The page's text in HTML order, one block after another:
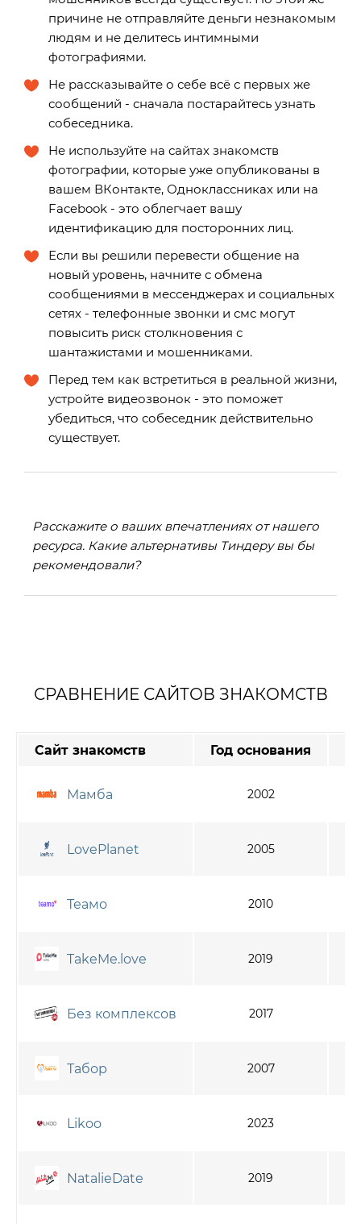
причине не отправляйте деньги незнакомым
людям и не делитесь интимными
фотографиями.
Не рассказывайте о себе всё с первых же
сообщений - сначала постарайтесь узнать
собеседника.
Не используйте на сайтах знакомств
фотографии, которые уже опубликованы в
вашем ВКонтакте, Одноклассниках или на
Facebook - это облегчает вашу
идентификацию для посторонних лиц.
Если вы решили перевести общение на
новый уровень, начните с обмена
сообщениями в мессенджерах и социальных
сетях - телефонные звонки и смс могут
повысить риск столкновения с
шантажистами и мошенниками.
Перед тем как встретиться в реальной жизни,
устройте видеозвонок - это поможет
убедиться, что собеседник действительно
существует.
Расскажите о ваших впечатлениях от нашего
ресурса. Какие альтернативы Тиндеру вы бы
рекомендовали?
СРАВНЕНИЕ САЙТОВ ЗНАКОМСТВ
Сайт знакомств Год основания
Мамба 2002
LovePlanet 2005
Теамо 2010
TakeMe.love 2019
Без комплексов 2017
Табор 2007
Likoo 2023
NatalieDate 2019